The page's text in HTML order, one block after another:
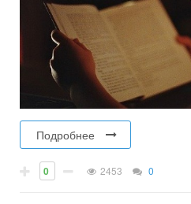
Подробнее
0 2453 0